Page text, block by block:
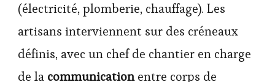
(électricité, plomberie, chauffage). Les
artisans interviennent sur des créneaux
définis, avec un chef de chantier en charge
de la communicationentre corps de